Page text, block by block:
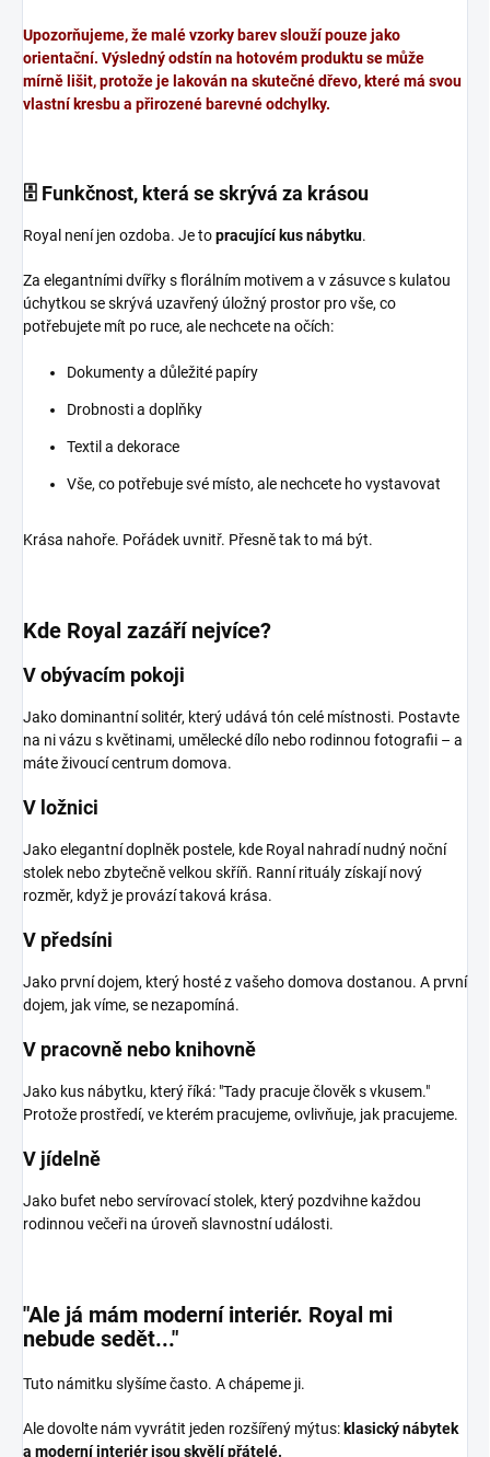
Upozorňujeme, že malé vzorky barev slouží pouze jako
orientační. Výsledný odstín na hotovém produktu se může
mírně lišit, protože je lakován na skutečné dřevo, které má svou
vlastní kresbu a přirozené barevné odchylky.
🗄️ Funkčnost, která se skrývá za krásou
Royal není jen ozdoba. Je topracující kus nábytku.
Za elegantními dvířky s florálním motivem a v zásuvce s kulatou
úchytkou se skrývá uzavřený úložný prostor pro vše, co
potřebujete mít po ruce, ale nechcete na očích:
Dokumenty a důležité papíry
Drobnosti a doplňky
Textil a dekorace
Vše, co potřebuje své místo, ale nechcete ho vystavovat
Krása nahoře. Pořádek uvnitř. Přesně tak to má být.
Kde Royal zazáří nejvíce?
V obývacím pokoji
Jako dominantní solitér, který udává tón celé místnosti. Postavte
na ni vázu s květinami, umělecké dílo nebo rodinnou fotografii – a
máte živoucí centrum domova.
V ložnici
Jako elegantní doplněk postele, kde Royal nahradí nudný noční
stolek nebo zbytečně velkou skříň. Ranní rituály získají nový
rozměr, když je provází taková krása.
V předsíni
Jako první dojem, který hosté z vašeho domova dostanou. A první
dojem, jak víme, se nezapomíná.
V pracovně nebo knihovně
Jako kus nábytku, který říká: "Tady pracuje člověk s vkusem."
Protože prostředí, ve kterém pracujeme, ovlivňuje, jak pracujeme.
V jídelně
Jako bufet nebo servírovací stolek, který pozdvihne každou
rodinnou večeři na úroveň slavnostní události.
"Ale já mám moderní interiér. Royal mi
nebude sedět..."
Tuto námitku slyšíme často. A chápeme ji.
Ale dovolte nám vyvrátit jeden rozšířený mýtus: klasický nábytek
a moderní interiér jsou skvělí přátelé.